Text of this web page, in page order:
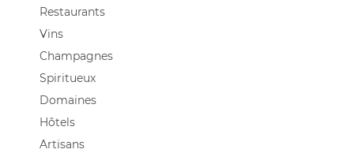
Restaurants
Vins
Champagnes
Spiritueux
Domaines
Hôtels
Artisans